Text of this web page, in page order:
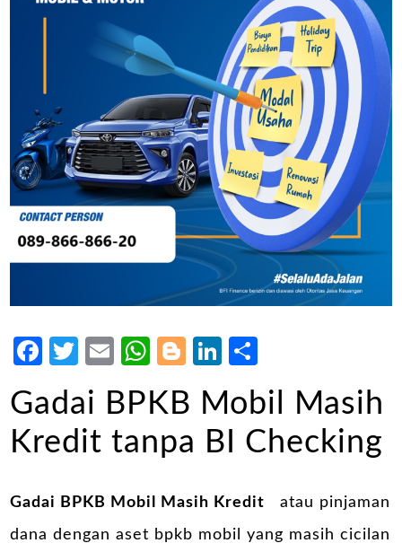
Facebook
Twitter
EmailWhatsApp
Blogger
LinkedIn
Gadai BPKB Mobil Masih
Kredit tanpa BI Checking
Gadai BPKB Mobil Masih Kredit
atau pinjaman
dana dengan aset bpkb mobil yang masih cicilan